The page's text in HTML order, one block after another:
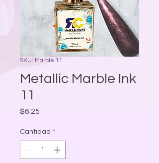
SKU: Marble 11
Metallic Marble Ink
11
$6.25
Cantidad *